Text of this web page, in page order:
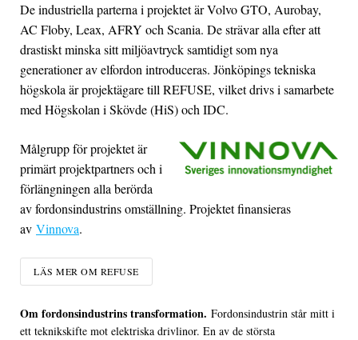
De industriella parterna i projektet är Volvo GTO, Aurobay,
AC Floby, Leax, AFRY och Scania. De strävar alla efter att
drastiskt minska sitt miljöavtryck samtidigt som nya
generationer av elfordon introduceras. Jönköpings tekniska
högskola är projektägare till REFUSE, vilket drivs i samarbete
med Högskolan i Skövde (HiS) och IDC.
Målgrupp för projektet är
primärt projektpartners och i
förlängningen alla berörda
av fordonsindustrins omställning. Projektet finansieras
av Vinnova.
LÄS MER OM REFUSE
Om fordonsindustrins transformation. Fordonsindustrin står mitt i
ett teknikskifte mot elektriska drivlinor. En av de största